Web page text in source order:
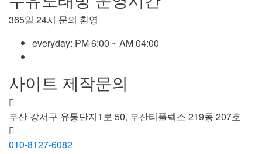
365일 24시 문의 환영
everyday: PM 6:00 ~ AM 04:00
사이트 제작문의
부산 강서구 유통단지1로 50, 부산티플렉스 219동 207호
010-8127-6082